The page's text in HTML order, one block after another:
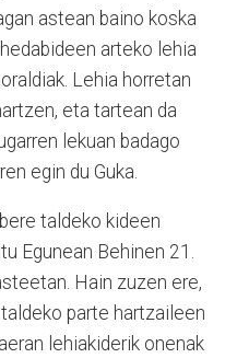
astean baino koska
arteko lehia
Lehia horretan
eta tartean da
lekuan badago
egin du Guka.
taldeko kideen
Egunean Behinen 21.
Hain zuzen ere,
parte hartzaileen
lehiakiderik onenak